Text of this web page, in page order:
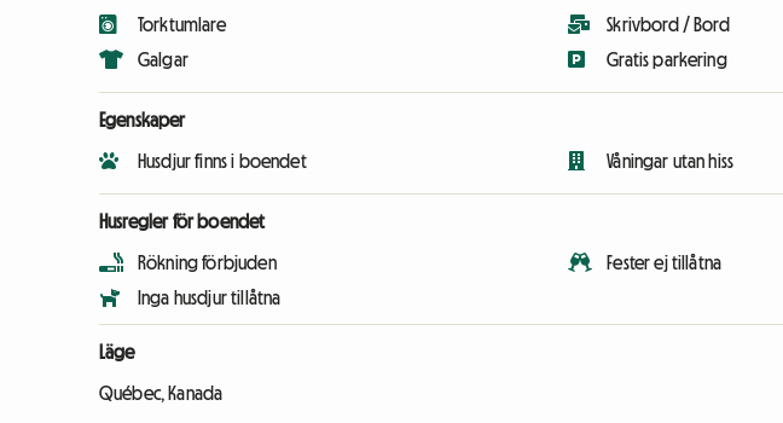
Torktumlare
Galgar
Skrivbord / Bord
Gratis parkering
Egenskaper
Husdjur finns i boendet Våningar utan hiss
Husregler för boendet
Rökning förbjuden
Inga husdjur tillåtna
Fester ej tillåtna
Läge
Québec, Kanada